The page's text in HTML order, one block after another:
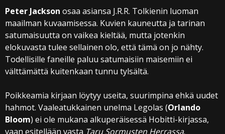
Peter Jackson osaa asiansa J.R.R. Tolkienin luoman
maailman kuvaamisessa. Kuvien kauneutta ja tarinan
satumaisuutta on vaikea kieltää, mutta jotenkin
elokuvasta tulee sellainen olo, että tämä on jo nähty.
Todellisille faneille paluu satumaisiin maisemiin ei
välttämättä kuitenkaan tunnu tylsältä.
Poikkeamia kirjaan löytyy useita, suurimpina ehkä uudet
hahmot. Vaaleatukkainen unelma Legolas (Orlando
Bloom) ei ole mukana alkuperäisessä Hobitti-kirjassa,
vaan esitellään vasta Taru Sormusten Herrassa.